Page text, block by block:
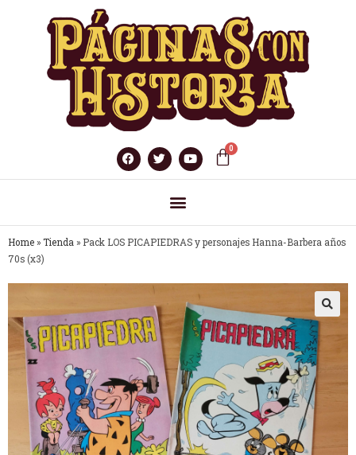
Home » Tienda » Pack LOS PICAPIEDRAS y personajes Hanna-Barbera años
70s (x3)